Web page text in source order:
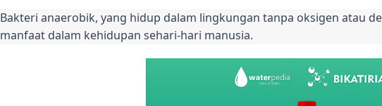
Bakteri anaerobik, yang hidup dalam lingkungan tanpa oksigen atau
manfaat dalam kehidupan sehari-hari manusia.